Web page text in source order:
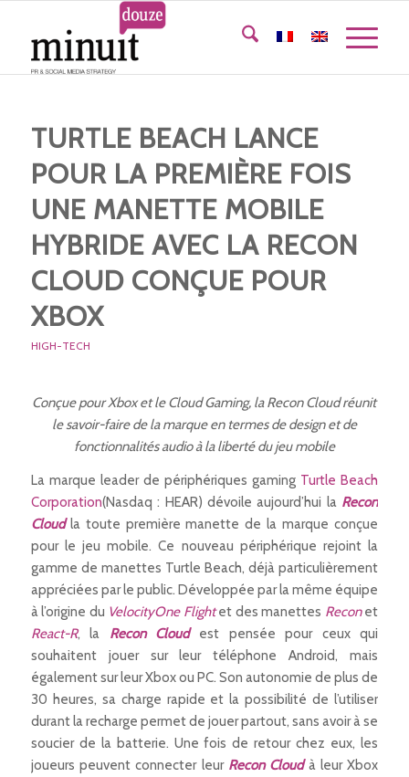
TURTLE BEACH LANCE
POUR LA PREMIÈRE FOIS
UNE MANETTE MOBILE
HYBRIDE AVEC LA RECON
CLOUD CONÇUE POUR
XBOX
HIGH-TECH
Conçue pour Xbox et le Cloud Gaming, la Recon Cloud réunit
le savoir-faire de la marque en termes de design et de
fonctionnalités audio à la liberté du jeu mobile
La marque leader de périphériques gaming Turtle Beach
Corporation(Nasdaq : HEAR) dévoile aujourd’hui la Recon
Cloudla toute première manette de la marque conçue
pour le jeu mobile. Ce nouveau périphérique rejoint la
gamme de manettes Turtle Beach, déjà particulièrement
appréciées par le public. Développée par la même équipe
à l’origine du VelocityOne Flightet des manettes Reconet
React-R, la Recon Cloud est pensée pour ceux qui
souhaitent jouer sur leur téléphone Android, mais
également sur leur Xbox ou PC. Son autonomie de plus de
30 heures, sa charge rapide et la possibilité de l’utiliser
durant la recharge permet de jouer partout, sans avoir à se
soucier de la batterie. Une fois de retour chez eux, les
joueurs peuvent connecter leur Recon Cloudà leur Xbox